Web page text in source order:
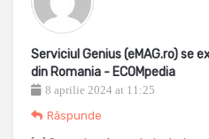
Serviciul Genius (eMAG.ro) se
din Romania - ECOMpedia
8 aprilie 2024 at 11:25
Răspunde